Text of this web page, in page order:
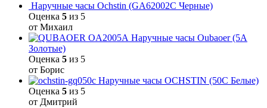
Наручные часы Ochstin (GA62002C Черные)
Оценка 5 из 5
от Михаил
Наручные часы Oubaoer (5A
Золотые)
Оценка 5 из 5
от Борис
Наручные часы OCHSTIN (50C Белые)
Оценка 5 из 5
от Дмитрий